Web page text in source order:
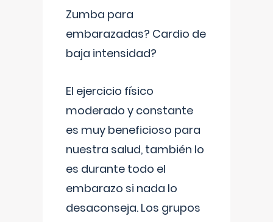
Zumba para
embarazadas? Cardio de
baja intensidad?
El ejercicio físico
moderado y constante
es muy beneficioso para
nuestra salud, también lo
es durante todo el
embarazo si nada lo
desaconseja. Los grupos